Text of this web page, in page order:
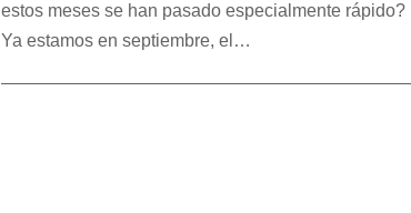
estos meses se han pasado especialmente rápido?
Ya estamos en septiembre, el…